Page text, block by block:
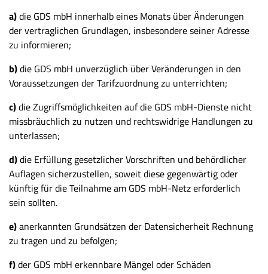
a)die GDS mbH innerhalb eines Monats über Änderungen
der vertraglichen Grundlagen, insbesondere seiner Adresse
zu informieren;
b)die GDS mbH unverzüglich über Veränderungen in den
Voraussetzungen der Tarifzuordnung zu unterrichten;
c)die Zugriffsmöglichkeiten auf die GDS mbH-Dienste nicht
missbräuchlich zu nutzen und rechtswidrige Handlungen zu
unterlassen;
d)die Erfüllung gesetzlicher Vorschriften und behördlicher
Auflagen sicherzustellen, soweit diese gegenwärtig oder
künftig für die Teilnahme am GDS mbH-Netz erforderlich
sein sollten.
e)anerkannten Grundsätzen der Datensicherheit Rechnung
zu tragen und zu befolgen;
f)der GDS mbH erkennbare Mängel oder Schäden